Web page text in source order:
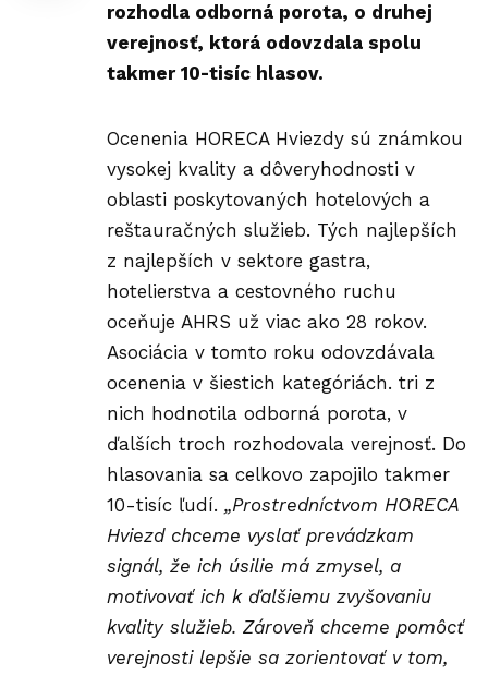
rozhodla odborná porota, o druhej
verejnosť, ktorá odovzdala spolu
takmer 10-tisíc hlasov.
Ocenenia HORECA Hviezdy sú známkou
vysokej kvality a dôveryhodnosti v
oblasti poskytovaných hotelových a
reštauračných služieb. Tých najlepších
z najlepších v sektore gastra,
hotelierstva a cestovného ruchu
oceňuje AHRS už viac ako 28 rokov.
Asociácia v tomto roku odovzdávala
ocenenia v šiestich kategóriách. tri z
nich hodnotila odborná porota, v
ďalších troch rozhodovala verejnosť. Do
hlasovania sa celkovo zapojilo takmer
10-tisíc ľudí. „Prostredníctvom HORECA
Hviezd chceme vyslať prevádzkam
signál, že ich úsilie má zmysel, a
motivovať ich k ďalšiemu zvyšovaniu
kvality služieb. Zároveň chceme pomôcť
verejnosti lepšie sa zorientovať v tom,